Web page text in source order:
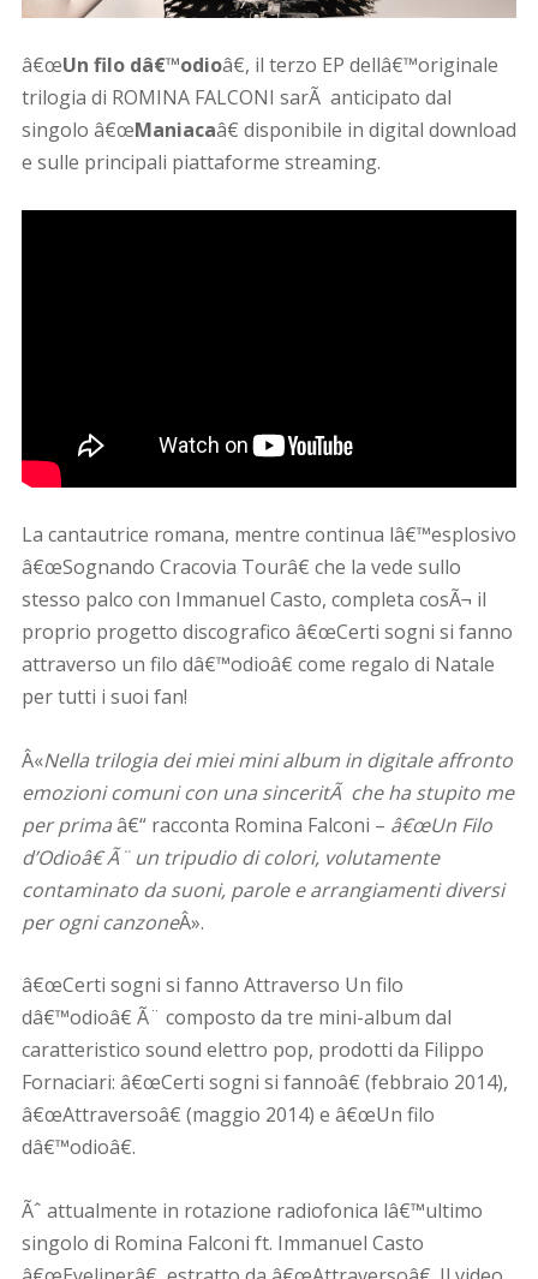
â€œUn filo dâ€™odioâ€, il terzo EP dellâ€™originale
trilogia di ROMINA FALCONI sarÃ anticipato dal
singolo â€œManiacaâ€ disponibile in digital download
e sulle principali piattaforme streaming.
La cantautrice romana, mentre continua lâ€™esplosivo
â€œSognando Cracovia Tourâ€ che la vede sullo
stesso palco con Immanuel Casto, completa cosÃ¬ il
proprio progetto discografico â€œCerti sogni si fanno
attraverso un filo dâ€™odioâ€ come regalo di Natale
per tutti i suoi fan!
Â«Nella trilogia dei miei mini album in digitale affronto
emozioni comuni con una sinceritÃ che ha stupito me
per primaâ€“ racconta Romina Falconi – â€œUn Filo
d’Odioâ€ Ã¨ un tripudio di colori, volutamente
contaminato da suoni, parole e arrangiamenti diversi
per ogni canzoneÂ».
â€œCerti sogni si fanno Attraverso Un filo
dâ€™odioâ€ Ã¨ composto da tre mini-album dal
caratteristico sound elettro pop, prodotti da Filippo
Fornaciari: â€œCerti sogni si fannoâ€ (febbraio 2014),
â€œAttraversoâ€ (maggio 2014) e â€œUn filo
dâ€™odioâ€.
Ãˆ attualmente in rotazione radiofonica lâ€™ultimo
singolo di Romina Falconi ft. Immanuel Casto